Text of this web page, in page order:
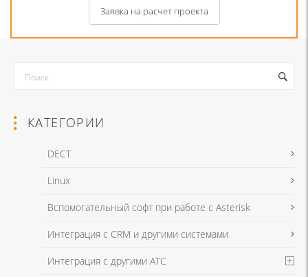
Я даю согласие на обработку моих персональных данных для связи
в соответствии с Политикой в отношении обработки персональных
Заявка на расчет проекта
КАТЕГОРИИ
DECT
Linux
Вспомогательный софт при работе с Asterisk
Интеграция с CRM и другими системами
Интеграция с другими АТС